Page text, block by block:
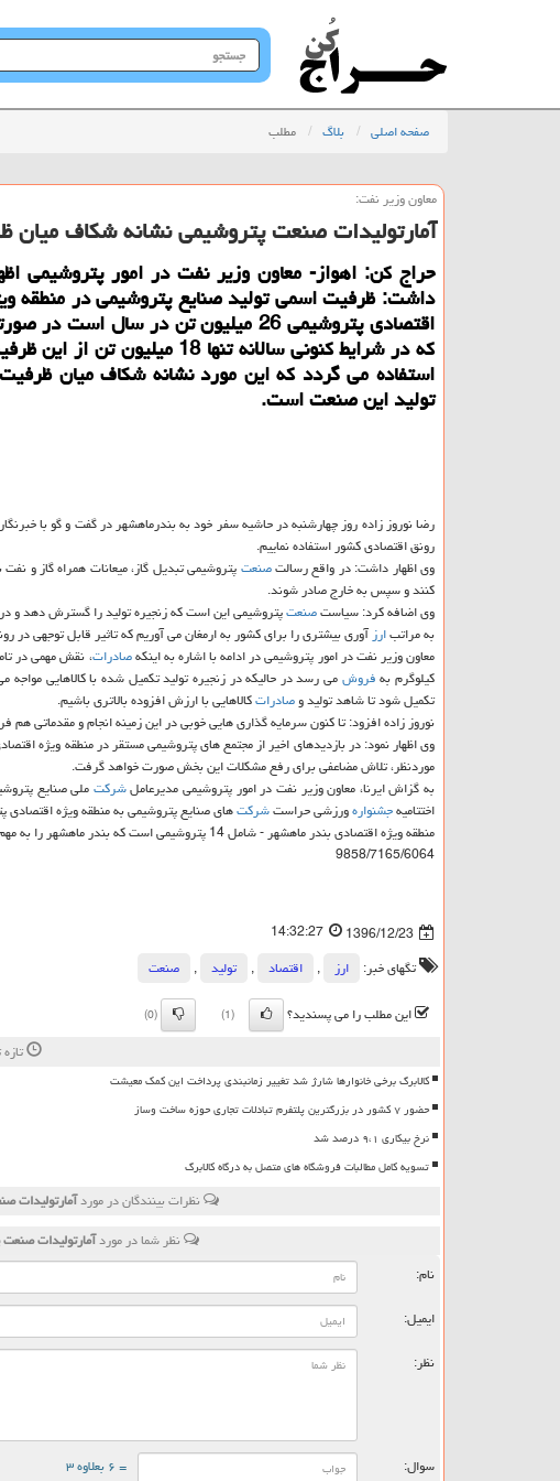
جستجو
در
صفحه اصلی بلاگ مطلب
معاون وزیر نفت:
آمارتولیدات صنعت پتروشیمی نشانه شكاف
حراج كن: اهواز- معاون وزیر نفت در امور پتروشیمی
داشت: ظرفیت اسمی تولید صنایع پتروشیمی در منطقه
اقتصادی پتروشیمی 26 میلیون تن در سال است در
كه در شرایط كنونی سالانه تنها 18 میلیون تن از
استفاده می گردد كه این مورد نشانه شكاف میان
تولید این صنعت است.
رضا نوروز زاده روز چهارشنبه در حاشیه سفر خود به بندرماهشهر در گفت و گو با
رونق اقتصادی كشور استفاده نماییم.
وی اظهار داشت: در واقع رسالتصنعتپتروشیمی تبدیل گاز، میعانات همراه گاز و
كنند و سپس به خارج صادر شوند.
وی اضافه كرد: سیاستصنعتپتروشیمی این است كه زنجیره تولید را گسترش دهد و
به مراتبارزآوری بیشتری را برای كشور به ارمغان می آوریم كه تاثیر قابل توجهی
معاون وزیر نفت در امور پتروشیمی در ادامه با اشاره به اینكهصادرات، نقش مهمی در
كیلوگرم بهفروشمی رسد در حالیكه در زنجیره تولید تكمیل شده با كالاهایی مواجه
تكمیل شود تا شاهد تولید وصادراتكالاهایی با ارزش افزوده بالاتری باشیم.
نوروز زاده افزود: تا كنون سرمایه گذاری هایی خوبی در این زمینه انجام و مقدماتی
وی اظهار نمود: در بازدیدهای اخیر از مجتمع های پتروشیمی مستقر در منطقه ویژه
موردنظر، تلاش مضاعفی برای رفع مشكلات این بخش صورت خواهد گرفت.
به گزاش ایرنا، معاون وزیر نفت در امور پتروشیمی مدیرعاملشركتملی صنایع
اختتامیهجشنوارهورزشی حراستشركتهای صنایع پتروشیمی به منطقه ویژه
منطقه ویژه اقتصادی بندر ماهشهر - شامل 14 پتروشیمی است كه بندر ماهشهر را به مهم ترین پایگاه پتروشیمی در ایران تبدیل نموده است.
9858/7165/6064
1396/12/23
14:32:27
تگهای خبر:
ارز , اقتصاد , تولید ,
صنعت
این مطلب را می پسندید؟
(1)
(0)
کالابرگ برخی خانوارها شارژ شد تغییر زمانبندی پرداخت این کمک معیشت
حضور ۷ کشور در بزرگترین پلتفرم تبادلات تجاری حوزه ساخت وساز
نرخ بیکاری ۹،۱ درصد شد
تسویه کامل مطالبات فروشگاه های متصل به درگاه کالابرگ
نظرات بینندگان در موردآمارتولیدات
نظر شما در موردآمارتولیدات
نام:
ایمیل:
نظر:
سوال: = ۶ بعلاوه ۳